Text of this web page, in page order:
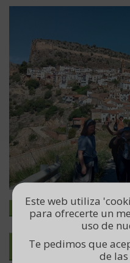
LEER MÁS
TEMAS
Este web utiliza
para ofrecerte un
uso de
Te pedimos que
de